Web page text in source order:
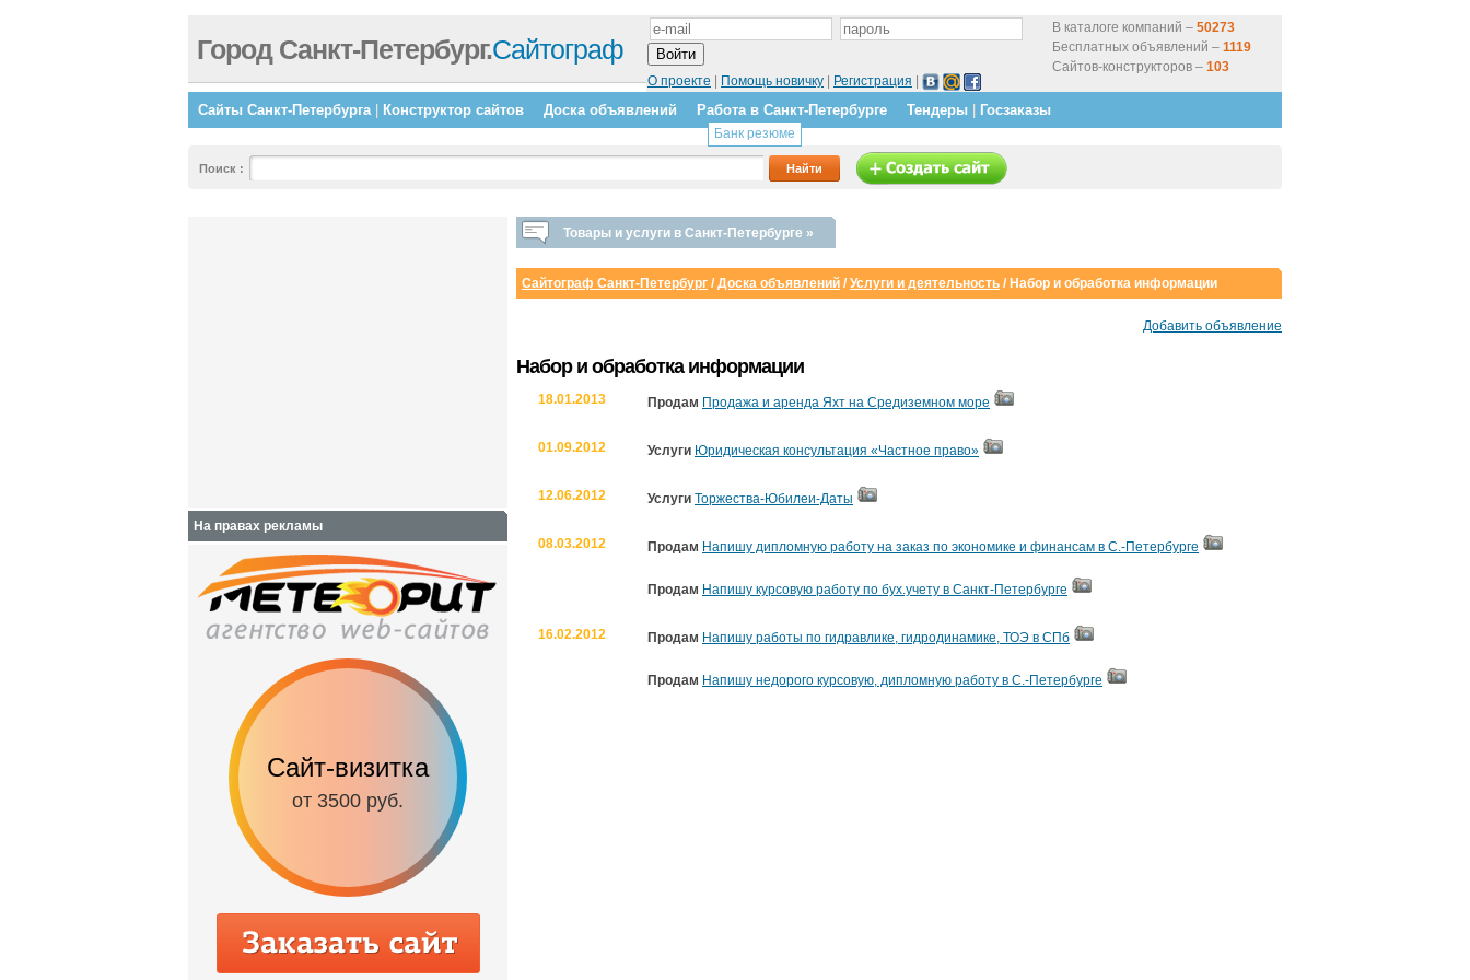
В каталоге компаний – 50273
Бесплатных объявлений – 1119
Сайтов-конструкторов – 103
О проекте
Помощь новичку Регистрация
Город Санкт-Петербург.Сайтограф
Сайты Санкт-Петербурга| Конструктор сайтов Доска объявлений Работа в Санкт-Петербурге
Банк резюме
Тендеры Госзаказы
Поиск :
Товары и услуги в Санкт-Петербурге »
Сайтограф Санкт-Петербург / Доска объявлений / Услуги и деятельность / Набор и обработка информации
Добавить объявление
Набор и обработка информации
18.01.2013 Продам Продажа и аренда Яхт на Средиземном море
01.09.2012 Услуги Юридическая консультация «Частное право»
12.06.2012 Услуги Торжества-Юбилеи-Даты
08.03.2012 Продам Напишу дипломную работу на заказ по экономике и финансам в С.-Петербурге
Продам Напишу курсовую работу по бух.учету в Санкт-Петербурге
16.02.2012 Продам Напишу работы по гидравлике, гидродинамике, ТОЭ в СПб
Продам Напишу недорого курсовую, дипломную работу в С.-Петербурге
На правах рекламы
Сайт-визитка
от 3500 руб.